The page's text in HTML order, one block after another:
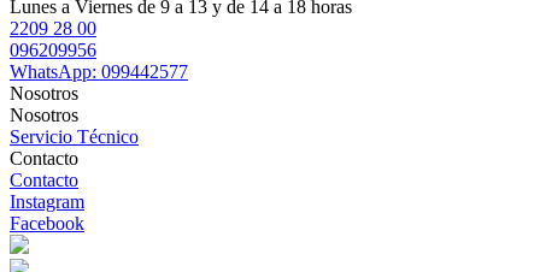
Lunes a Viernes de 9 a 13 y de 14 a 18 horas
2209 28 00
096209956
WhatsApp: 099442577
Nosotros
Nosotros
Servicio Técnico
Contacto
Contacto
Instagram
Facebook